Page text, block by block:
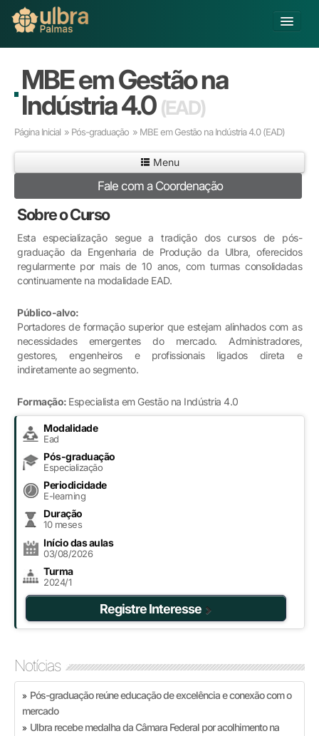
Buscar
Já sou Aluno
Educação Básica
Pós-graduação
Educação a Distância
Pesquisa
Extensão
Infraestrutura e Serviços
Sobre a ULBRA
MBE em Gestão na
Indústria 4.0 (EAD)
Página Inicial » Pós-graduação » MBE em Gestão na Indústria 4.0(EAD)
Menu
Fale com a Coordenação
Sobre o Curso
Esta especialização segue a tradição dos cursos de pós-
graduação da Engenharia de Produção da Ulbra, oferecidos
regularmente por mais de 10 anos, com turmas consolidadas
continuamente na modalidade EAD.
Público-alvo:
Portadores de formação superior que estejam alinhados com as
necessidades emergentes do mercado. Administradores,
gestores, engenheiros e profissionais ligados direta e
indiretamente ao segmento.
Formação: Especialista em Gestão na Indústria 4.0
Modalidade
Ead
Pós-graduação
Especialização
Periodicidade
E-learning
Duração
10 meses
Início das aulas
03/08/2026
Turma
2024/1
Registre Interesse
Notícias
» Pós-graduação reúne educação de excelência e conexão com o
mercado
» Ulbra recebe medalha da Câmara Federal por acolhimento na